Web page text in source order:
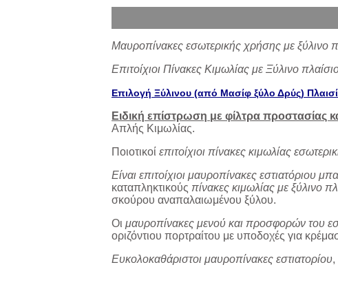
Μαυροπίνακες εσωτερικής χρήσης με ξύλινο
Επιτοίχιοι Πίνακες Κιμωλίας με Ξύλινο
Επιλογή Ξύλινου (από Μασίφ ξύλο Δρύς)
Ειδική επίστρωση με φίλτρα
Απλής Κιμωλίας.
Ποιοτικοί επιτοίχιοι πίνακες κιμωλίας
Είναι επιτοίχιοι μαυροπίνακες εστιατόριου
καταπληκτικούς πίνακες κιμωλίας με ξύλινο
σκούρου αναπαλαιωμένου ξύλου.
Οι μαυροπίνακες μενού και προσφορών του
οριζόντιου πορτραίτου με υποδοχές για
Ευκολοκαθάριστοι μαυροπίνακες εστιατορίου,